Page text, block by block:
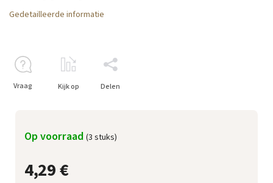
4,29 €
Op voorraad (3 stuks)
Gedetailleerde informatie
Vraag Kijk op Delen